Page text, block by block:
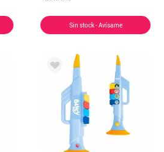
Sin stock - Avísame